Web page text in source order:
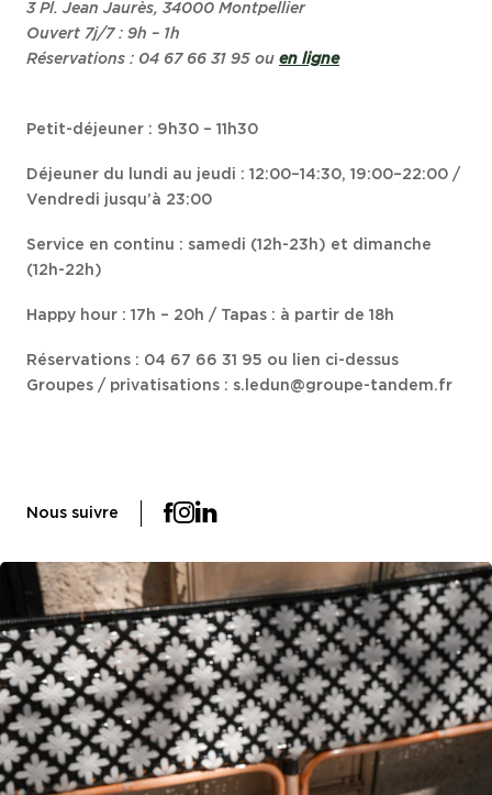
3 Pl. Jean Jaurès, 34000 Montpellier
Ouvert 7j/7 : 9h – 1h
Réservations : 04 67 66 31 95 ou en ligne
Petit-déjeuner : 9h30 – 11h30
Déjeuner du lundi au jeudi : 12:00–14:30, 19:00–22:00 /
Vendredi jusqu’à 23:00
Service en continu : samedi (12h-23h) et dimanche
(12h-22h)
Happy hour : 17h – 20h / Tapas : à partir de 18h
Réservations : 04 67 66 31 95 ou lien ci-dessus
Groupes / privatisations : s.ledun@groupe-tandem.fr
Nous suivre